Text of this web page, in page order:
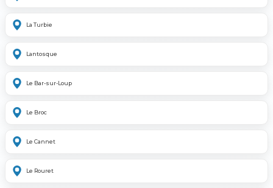
La Turbie
Lantosque
Le Bar-sur-Loup
Le Broc
Le Cannet
Le Rouret